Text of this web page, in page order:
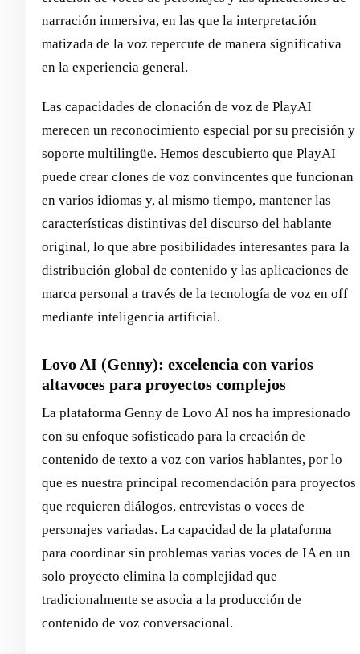
narración inmersiva, en las que la interpretación
matizada de la voz repercute de manera significativa
en la experiencia general.
Las capacidades de clonación de voz de PlayAI
merecen un reconocimiento especial por su precisión y
soporte multilingüe. Hemos descubierto que PlayAI
puede crear clones de voz convincentes que funcionan
en varios idiomas y, al mismo tiempo, mantener las
características distintivas del discurso del hablante
original, lo que abre posibilidades interesantes para la
distribución global de contenido y las aplicaciones de
marca personal a través de la tecnología de voz en off
mediante inteligencia artificial.
Lovo AI (Genny): excelencia con varios
altavoces para proyectos complejos
La plataforma Genny de Lovo AI nos ha impresionado
con su enfoque sofisticado para la creación de
contenido de texto a voz con varios hablantes, por lo
que es nuestra principal recomendación para proyectos
que requieren diálogos, entrevistas o voces de
personajes variadas. La capacidad de la plataforma
para coordinar sin problemas varias voces de IA en un
solo proyecto elimina la complejidad que
tradicionalmente se asocia a la producción de
contenido de voz conversacional.